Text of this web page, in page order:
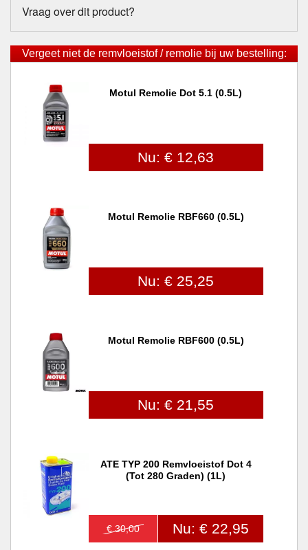
Vraag over dit product?
Vergeet niet de remvloeistof / remolie bij uw bestelling:
Motul Remolie Dot 5.1 (0.5L)
Nu: € 12,63
Motul Remolie RBF660 (0.5L)
Nu: € 25,25
Motul Remolie RBF600 (0.5L)
Nu: € 21,55
ATE TYP 200 Remvloeistof Dot 4
(tot 280 Graden) (1L)
€ 30,00 Nu: € 22,95